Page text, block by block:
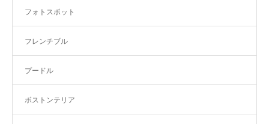
フォトスポット
フレンチブル
プードル
ボストンテリア